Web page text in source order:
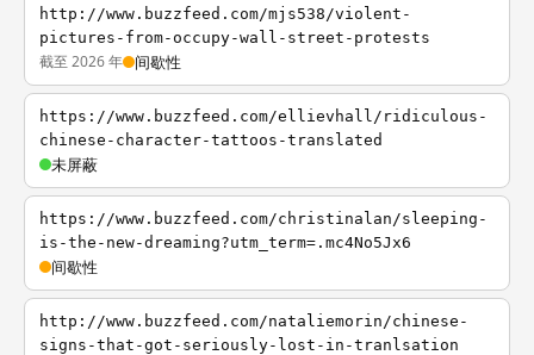
http://www.buzzfeed.com/mjs538/violent-
pictures-from-occupy-wall-street-protests
截至 2026 年 间歇性
https://www.buzzfeed.com/ellievhall/ridiculous-
chinese-character-tattoos-translated
未屏蔽
https://www.buzzfeed.com/christinalan/sleeping-
is-the-new-dreaming?utm_term=.mc4No5Jx6
间歇性
http://www.buzzfeed.com/nataliemorin/chinese-
signs-that-got-seriously-lost-in-tranlsation